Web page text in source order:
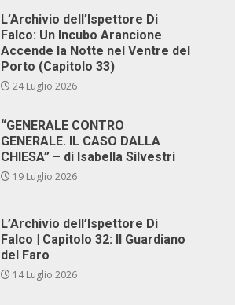
L’Archivio dell’Ispettore Di
Falco: Un Incubo Arancione
Accende la Notte nel Ventre del
Porto (Capitolo 33)
24 Luglio 2026
“GENERALE CONTRO
GENERALE. IL CASO DALLA
CHIESA” – di Isabella Silvestri
19 Luglio 2026
L’Archivio dell’Ispettore Di
Falco | Capitolo 32: Il Guardiano
del Faro
14 Luglio 2026